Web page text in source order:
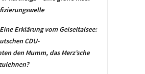
Eine Erklärung vom Geiseltalsee:
CDU-
den Mumm, das Merz’sche